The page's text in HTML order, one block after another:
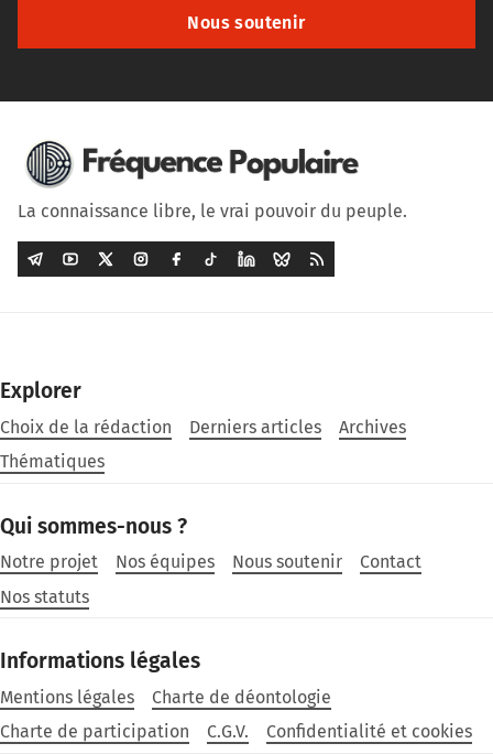
Nous soutenir
La connaissance libre, le vrai pouvoir du peuple.
Explorer
Choix de la rédaction Derniers articles
Archives
Thématiques
Qui sommes-nous ?
Notre projet Nos équipes Nous soutenir
Contact
Nos statuts
Informations légales
Mentions légales
Charte de déontologie
Charte de participation
C.G.V. Confidentialité et cookies